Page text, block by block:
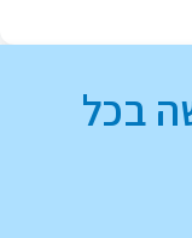
בכל